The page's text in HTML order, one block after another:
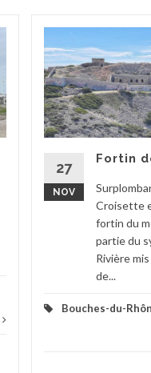
27
NOV
Fortin
Croisette
fortin du
partie du
Rivière
de...
Bouches-du-